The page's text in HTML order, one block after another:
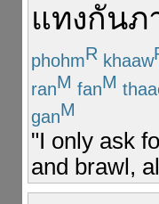
แทงกันภ
phohmR khaaw
ranM fanM
ganM
"I only ask
and brawl,